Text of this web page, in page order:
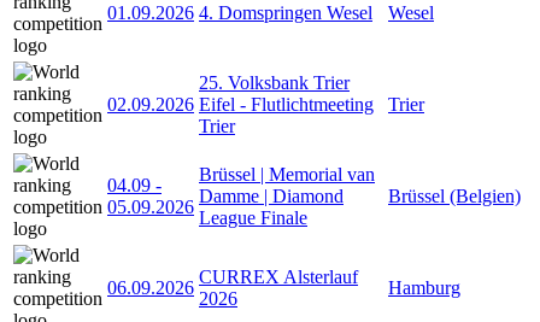
01.09.2026 4. Domspringen Wesel Wesel
02.09.2026
25. Volksbank Trier
Eifel - Flutlichtmeeting
Trier
Trier
04.09 -
05.09.2026
Brüssel | Memorial van
Damme | Diamond
League Finale
Brüssel (Belgien)
06.09.2026
CURREX Alsterlauf
2026
Hamburg